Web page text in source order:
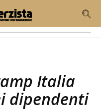
Italia
dipendenti